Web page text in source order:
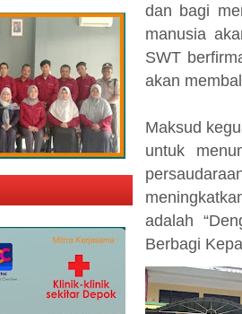
dan bagi
manusia
SWT
akan
Maksud
untuk
adalah
Berbagi